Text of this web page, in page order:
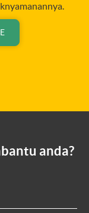
anda?